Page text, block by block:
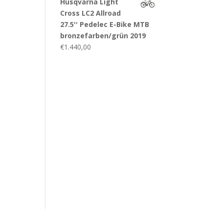
Cross LC2 Allroad
27.5'' Pedelec E-Bike MTB
bronzefarben/grün 2019
€1.440,00